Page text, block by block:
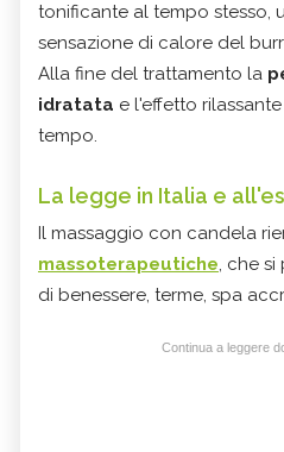
tonificante al tempo stesso,
sensazione di calore del
Alla fine del trattamento la
idratata e l'effetto
tempo.
La legge in Italia e
Il massaggio con candela
massoterapeutiche, che
di benessere, terme, spa
Continua a leggere